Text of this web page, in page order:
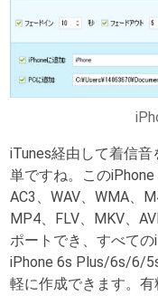
iTunes経由して着信
単ですね。このiPhone
AC3、WAV、WMA、
MP4、FLV、MKV、
ポートでき、すべての
iPhone 6s Plus/6s/6/
軽に作成できます。